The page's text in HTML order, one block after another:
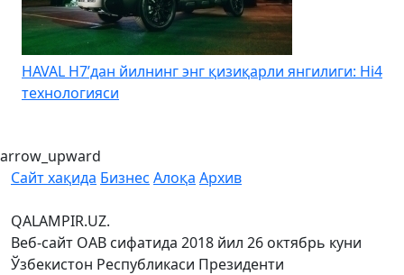
HAVAL H7’дан йилнинг энг қизиқарли янгилиги: Hi4
технологияси
arrow_upward
Сайт хақида Бизнес Алоқа Архив
QALAMPIR.UZ.
Веб-сайт ОАВ сифатида 2018 йил 26 октябрь куни
Ўзбекистон Республикаси Президенти